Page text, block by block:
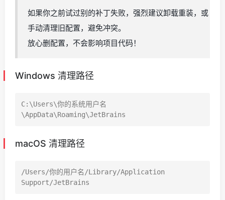
如果你之前试过别的补丁失败，强烈建议卸载重装，或
手动清理旧配置，避免冲突。
放心删配置，不会影响项目代码！
Windows 清理路径
C:\Users\你的系统用户名
macOS 清理路径
/Users/你的用户名/Library/Application